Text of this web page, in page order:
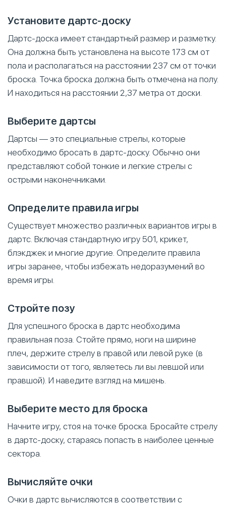
Установите дартс-доску
Дартс-доска имеет стандартный размер и разметку.
Она должна быть установлена на высоте 173 см от
пола и располагаться на расстоянии 237 см от точки
броска. Точка броска должна быть отмечена на полу.
И находиться на расстоянии 2,37 метра от доски.
Выберите дартсы
Дартсы — это специальные стрелы, которые
необходимо бросать в дартс-доску. Обычно они
представляют собой тонкие и легкие стрелы с
острыми наконечниками.
Определите правила игры
Существует множество различных вариантов игры в
дартс. Включая стандартную игру 501, крикет,
блэкджек и многие другие. Определите правила
игры заранее, чтобы избежать недоразумений во
время игры.
Стройте позу
Для успешного броска в дартс необходима
правильная поза. Стойте прямо, ноги на ширине
плеч, держите стрелу в правой или левой руке (в
зависимости от того, являетесь ли вы левшой или
правшой). И наведите взгляд на мишень.
Выберите место для броска
Начните игру, стоя на точке броска. Бросайте стрелу
в дартс-доску, стараясь попасть в наиболее ценные
сектора.
Вычисляйте очки
Очки в дартс вычисляются в соответствии с